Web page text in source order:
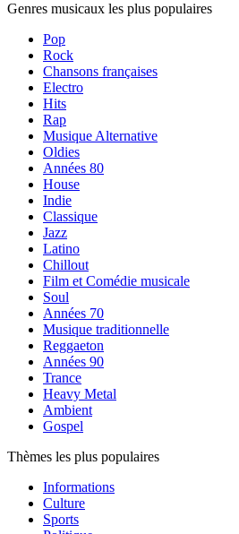
Genres musicaux les plus populaires
Pop
Rock
Chansons françaises
Electro
Hits
Rap
Musique Alternative
Oldies
Années 80
House
Indie
Classique
Jazz
Latino
Chillout
Film et Comédie musicale
Soul
Années 70
Musique traditionnelle
Reggaeton
Années 90
Trance
Heavy Metal
Ambient
Gospel
Thèmes les plus populaires
Informations
Culture
Sports